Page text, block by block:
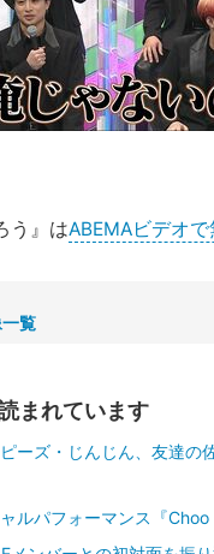
う』はABEMAビデオ
覧
まれています
ピーズ・じんじん、友達の
ルパフォーマンス『Choo